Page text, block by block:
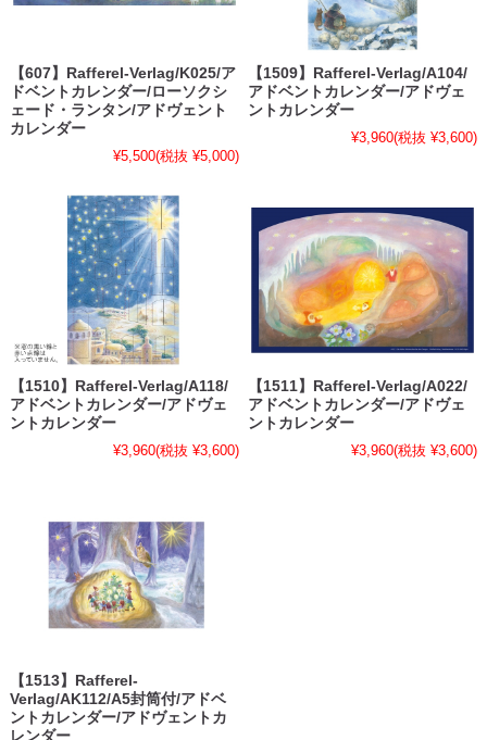
【607】Rafferel-Verlag/K025/ア
ドベントカレンダー/ローソクシ
ェード・ランタン/アドヴェント
カレンダー
¥5,500(税抜 ¥5,000)
【1509】Rafferel-Verlag/A104/
アドベントカレンダー/アドヴェ
ントカレンダー
¥3,960(税抜 ¥3,600)
【1510】Rafferel-Verlag/A118/
アドベントカレンダー/アドヴェ
ントカレンダー
¥3,960(税抜 ¥3,600)
【1511】Rafferel-Verlag/A022/
アドベントカレンダー/アドヴェ
ントカレンダー
¥3,960(税抜 ¥3,600)
【1513】Rafferel-
Verlag/AK112/A5封筒付/アドベ
ントカレンダー/アドヴェントカ
レンダー